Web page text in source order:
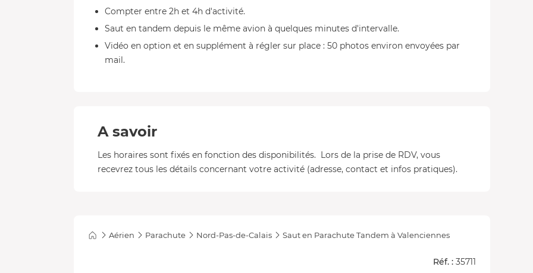
Compter entre 2h et 4h d'activité.
Saut en tandem depuis le même avion à quelques minutes d'intervalle.
Vidéo en option et en supplément à régler sur place : 50 photos environ envoyées par
mail.
A savoir
Les horaires sont fixés en fonction des disponibilités. Lors de la prise de RDV, vous
recevrez tous les détails concernant votre activité (adresse, contact et infos pratiques).
Aérien Parachute Nord-Pas-de-Calais Saut en Parachute Tandem à Valenciennes
Réf. : 35711